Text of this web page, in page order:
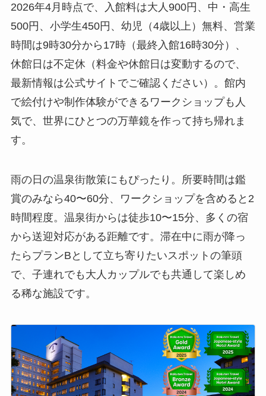
2026年4月時点で、入館料は大人900円、中・高生
500円、小学生450円、幼児（4歳以上）無料、営業
時間は9時30分から17時（最終入館16時30分）、
休館日は不定休（料金や休館日は変動するので、
最新情報は公式サイトでご確認ください）。館内
で絵付けや制作体験ができるワークショップも人
気で、世界にひとつの万華鏡を作って持ち帰れま
す。
雨の日の温泉街散策にもぴったり。所要時間は鑑
賞のみなら40〜60分、ワークショップを含めると2
時間程度。温泉街からは徒歩10〜15分、多くの宿
から送迎対応がある距離です。滞在中に雨が降っ
たらプランBとして立ち寄りたいスポットの筆頭
で、子連れでも大人カップルでも共通して楽しめ
る稀な施設です。